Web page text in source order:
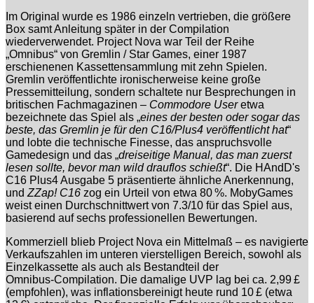
Im Original wurde es 1986 einzeln vertrieben, die größere
Box samt Anleitung später in der Compilation
wiederverwendet. Project Nova war Teil der Reihe
„Omnibus“ von Gremlin / Star Games, einer 1987
erschienenen Kassettensammlung mit zehn Spielen.
Gremlin veröffentlichte ironischerweise keine große
Pressemitteilung, sondern schaltete nur Besprechungen in
britischen Fachmagazinen – Commodore Useretwa
bezeichnete das Spiel als „eines der besten oder sogar das
beste, das Gremlin je für den C16/Plus4 veröffentlicht hat“
und lobte die technische Finesse, das anspruchsvolle
Gamedesign und das „dreiseitige Manual, das man zuerst
lesen sollte, bevor man wild drauflos schießt“. Die HAndD's
C16 Plus4 Ausgabe 5 präsentierte ähnliche Anerkennung,
und ZZap! C16 zog ein Urteil von etwa 80 %. MobyGames
weist einen Durchschnittwert von 7.3/10 für das Spiel aus,
basierend auf sechs professionellen Bewertungen.
Kommerziell blieb Project Nova ein Mittelmaß – es navigierte
Verkaufszahlen im unteren vierstelligen Bereich, sowohl als
Einzelkassette als auch als Bestandteil der
Omnibus‑Compilation. Die damalige UVP lag bei ca. 2,99 £
(empfohlen), was inflationsbereinigt heute rund 10 £ (etwa